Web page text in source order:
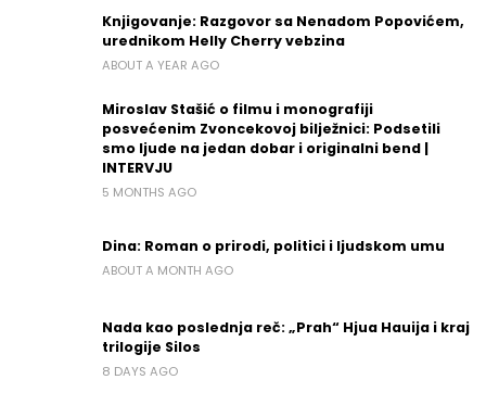
Knjigovanje: Razgovor sa Nenadom Popovićem,
urednikom Helly Cherry vebzina
ABOUT A YEAR AGO
Miroslav Stašić o filmu i monografiji
posvećenim Zvoncekovoj bilježnici: Podsetili
smo ljude na jedan dobar i originalni bend |
INTERVJU
5 MONTHS AGO
Dina: Roman o prirodi, politici i ljudskom umu
ABOUT A MONTH AGO
Nada kao poslednja reč: „Prah“ Hjua Hauija i kraj
trilogije Silos
8 DAYS AGO